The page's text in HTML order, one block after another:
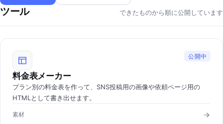
ツール できたものから順に公開しています
公開中
料金表メーカー
プラン別の料金表を作って、SNS投稿用の画像や依頼ページ用の
HTMLとして書き出せます。
素材